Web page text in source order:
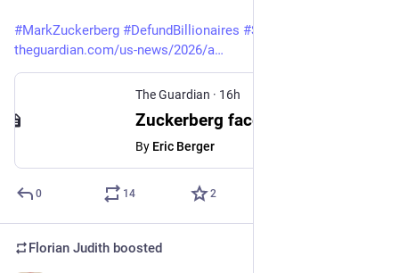
#MarkZuckerberg #DefundBillionaires #Sociopaths
theguardian.com/us-news/2026/a
The Guardian · 16h
By Eric Berger
0 14 2
Florian Judith boosted